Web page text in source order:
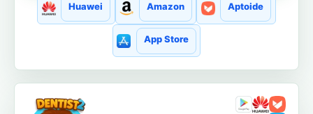
Huawei Amazon Aptoide
App Store